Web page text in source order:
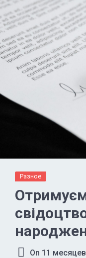
Разное
швидко
On 11